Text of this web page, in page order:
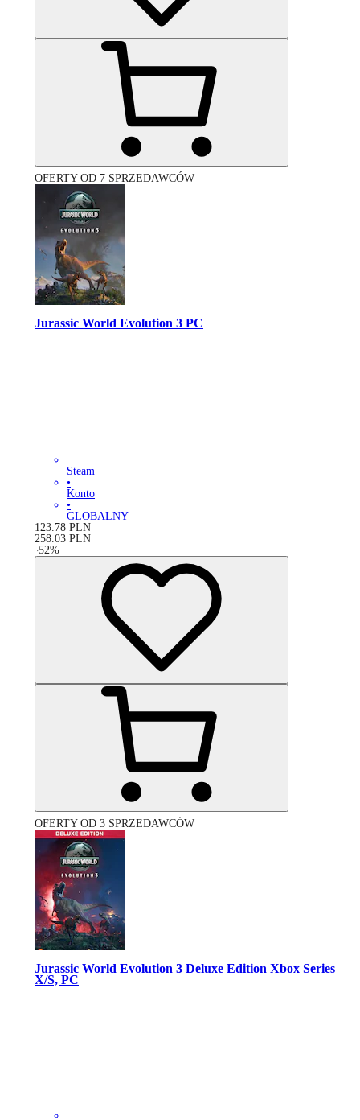
OFERTY OD 7 SPRZEDAWCÓW
Jurassic World Evolution 3 PC
Steam
•
Konto
•
GLOBALNY
123.78 PLN
258.03 PLN
-52%
OFERTY OD 3 SPRZEDAWCÓW
Jurassic World Evolution 3 Deluxe Edition Xbox Series
X/S, PC